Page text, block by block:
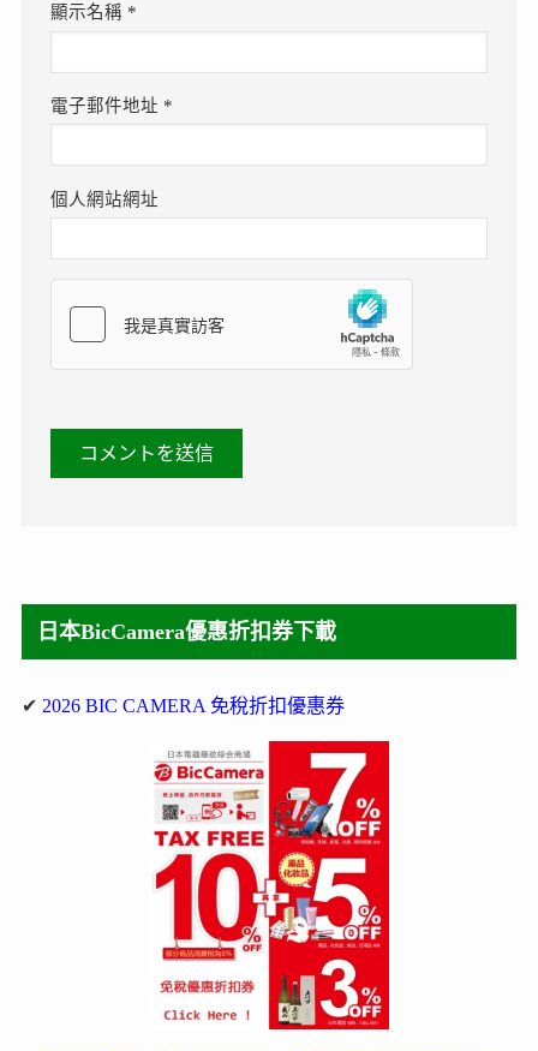
顯示名稱 *
電子郵件地址 *
個人網站網址
日本BicCamera優惠折扣券下載
✔ 2026 BIC CAMERA 免稅折扣優惠券